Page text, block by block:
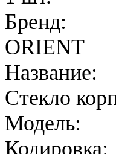
Бренд:
ORIENT
Название:
Стекло
Модель:
Кодировка: